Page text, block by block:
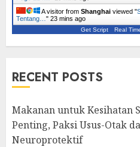
A visitor from Shanghai viewed "
Tentang… " 23 mins ago
Get Script Real
RECENT POSTS
Makanan untuk Kesihatan
Penting, Paksi Usus-Otak
Neuroprotektif